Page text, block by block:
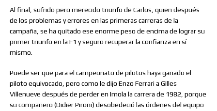
Al final, sufrido pero merecido triunfo de Carlos, quien después
de los problemas y errores en las primeras carreras de la
campaña, se ha quitado ese enorme peso de encima de lograr su
primer triunfo en la F1 y seguro recuperar la confianza en sí
mismo.
Puede ser que para el campeonato de pilotos haya ganado el
piloto equivocado, pero como le dijo Enzo Ferrari a Gilles
Villenueve después de perder en Imola la carrera de 1982, porque
su compañero (Didier Pironi) desobedeció las órdenes del equipo